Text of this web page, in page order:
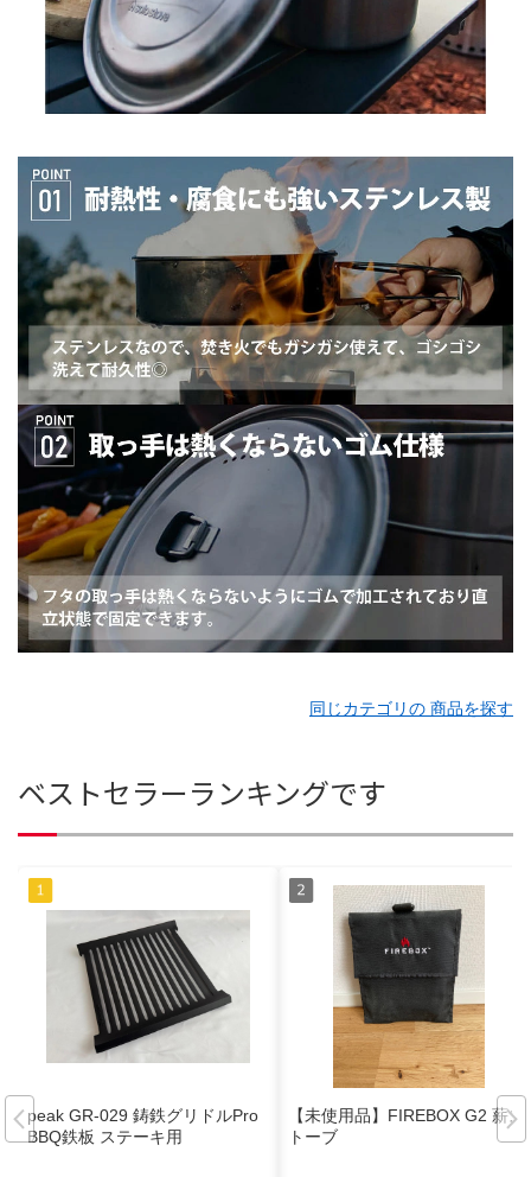
同じカテゴリの 商品を探す
ベストセラーランキングです
peak GR-029 鋳鉄グリドルPro
BBQ鉄板 ステーキ用
【未使用品】FIREBOX G2 薪ス
トーブ